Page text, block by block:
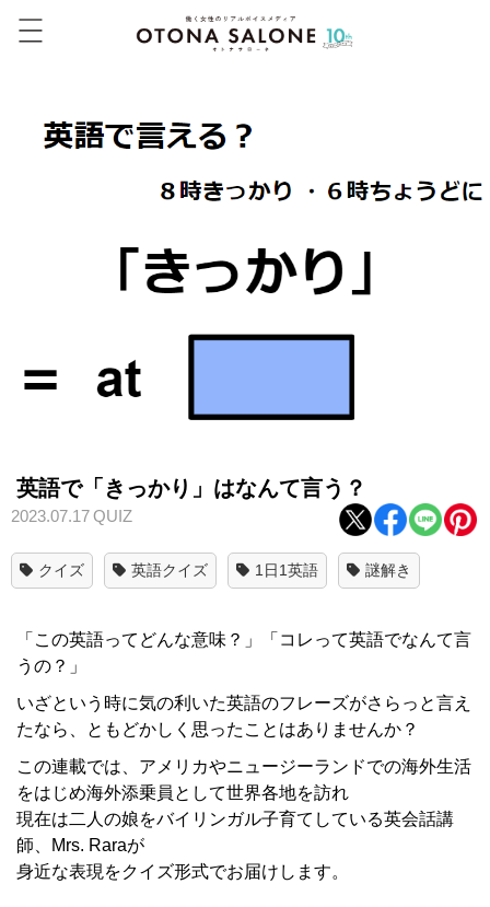
英語で「きっかり」はなんて言う？
2023.07.17QUIZ
クイズ 英語クイズ 1日1英語 謎解き
「この英語ってどんな意味？」「コレって英語でなんて言
うの？」
いざという時に気の利いた英語のフレーズがさらっと言え
たなら、ともどかしく思ったことはありませんか？
この連載では、アメリカやニュージーランドでの海外生活
をはじめ海外添乗員として世界各地を訪れ
現在は二人の娘をバイリンガル子育てしている英会話講
師、Mrs. Raraが
身近な表現をクイズ形式でお届けします。